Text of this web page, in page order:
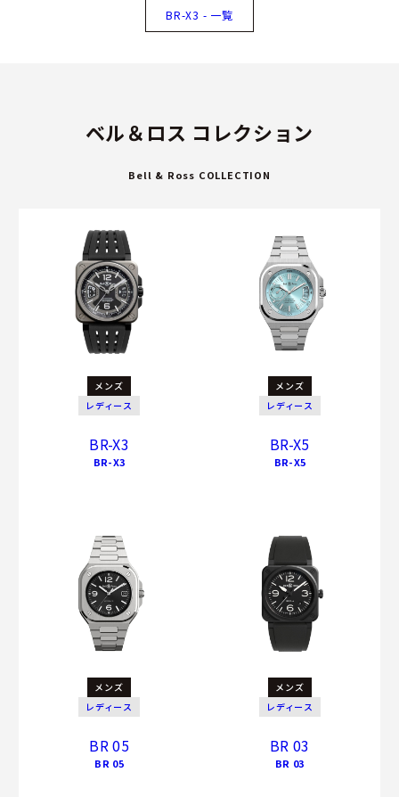
BR-X3 - 一覧
ベル＆ロス コレクション
Bell & Ross COLLECTION
メンズ
レディース
BR-X3
BR-X3
メンズ
レディース
BR-X5
BR-X5
メンズ
レディース
BR 05
BR 05
メンズ
レディース
BR 03
BR 03